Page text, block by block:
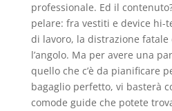
professionale. Ed il
pelare: fra vestiti e device hi-
di lavoro, la distrazione
l’angolo. Ma per avere una
quello che c’è da pianificare
bagaglio perfetto, vi basterà
comode guide che potete